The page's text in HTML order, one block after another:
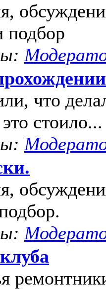
подбор
что
стоило...